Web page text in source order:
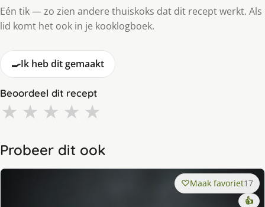
Eén tik — zo zien andere thuiskoks dat dit recept werkt. Als
lid komt het ook in je kooklogboek.
🍳Ik heb dit gemaakt
Beoordeel dit recept
★ ★ ★ ★ ★
Probeer dit ook
Maak favoriet17
👍